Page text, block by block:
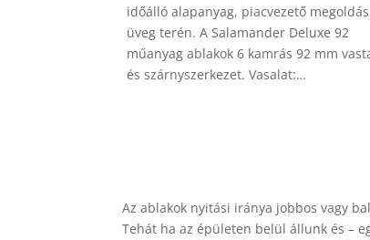
időálló alapanyag, piacvezető
üveg terén. A Salamander Deluxe 92
műanyag ablakok 6 kamrás 92 mm
és szárnyszerkezet. Vasalat:…
Az ablakok nyitási iránya jobbos vagy
Tehát ha az épületen belül állunk és –